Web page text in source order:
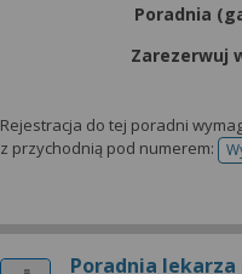
Poradnia
Zarezerwuj
Rejestracja do tej poradni
z przychodnią pod numerem:
Poradnia lekarza